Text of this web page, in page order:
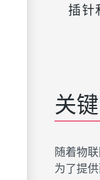
插针
关
随着物
为了提